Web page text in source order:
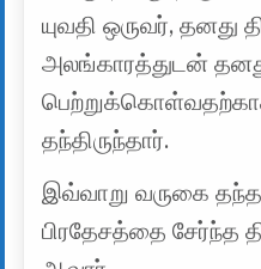
யுவதி ஒருவர்,
அலங்காரத்துடன்
தந்திருந்தார்.
இவ்வாறு வருகை
பிரதேசத்தை சேர்ந்த